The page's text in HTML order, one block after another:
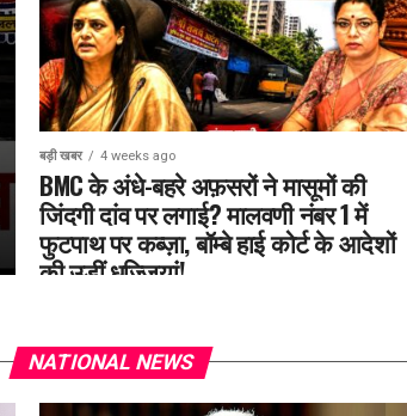
बड़ी खबर 4 weeks ago
BMC के अंधे-बहरे अफ़सरों ने मासूमों की
जिंदगी दांव पर लगाई? मालवणी नंबर 1 में
फुटपाथ पर कब्ज़ा, बॉम्बे हाई कोर्ट के आदेशों
की उड़ीं धज्जियां!
NATIONAL NEWS